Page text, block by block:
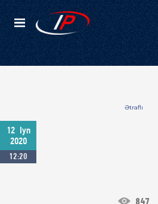
Kateqoriyalar
Ətraflı
12
Iyn
2020
12:20
847